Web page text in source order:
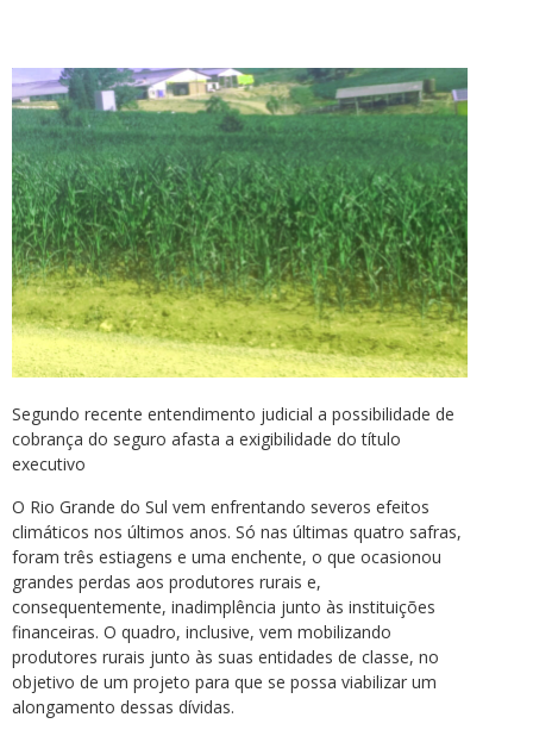
Segundo recente entendimento judicial a possibilidade de
cobrança do seguro afasta a exigibilidade do título
executivo
O Rio Grande do Sul vem enfrentando severos efeitos
climáticos nos últimos anos. Só nas últimas quatro safras,
foram três estiagens e uma enchente, o que ocasionou
grandes perdas aos produtores rurais e,
consequentemente, inadimplência junto às instituições
financeiras. O quadro, inclusive, vem mobilizando
produtores rurais junto às suas entidades de classe, no
objetivo de um projeto para que se possa viabilizar um
alongamento dessas dívidas.